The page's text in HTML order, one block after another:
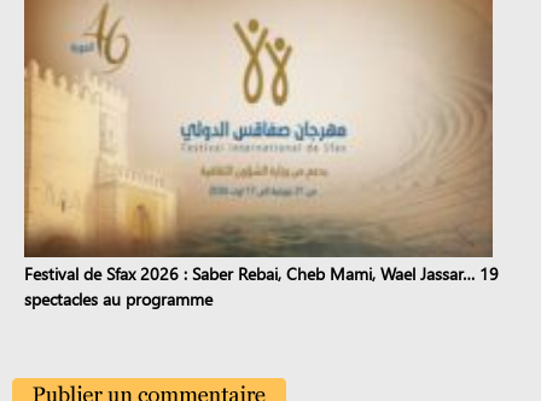
Festival de Sfax 2026 : Saber Rebai, Cheb Mami, Wael Jassar… 19
spectacles au programme